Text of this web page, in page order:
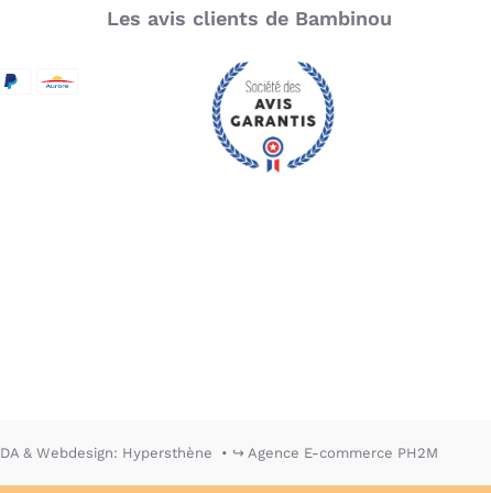
Les avis clients de Bambinou
DA & Webdesign: Hypersthène ↪ Agence E-commerce PH2M